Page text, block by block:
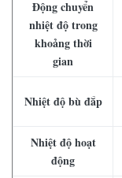
Động chuyển
nhiệt độ trong
khoảng thời
gian
Nhiệt độ bù đắp
Nhiệt độ hoạt
động